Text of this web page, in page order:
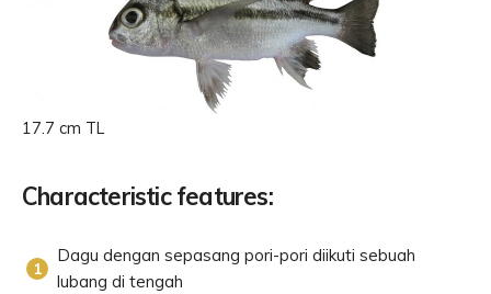
17.7 cm TL
Characteristic features:
Dagu dengan sepasang pori-pori diikuti sebuah
lubang di tengah